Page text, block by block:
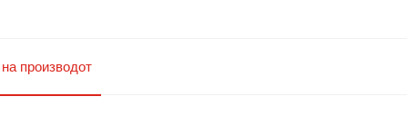
производот